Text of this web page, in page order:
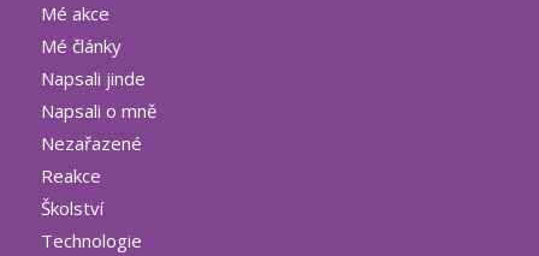
Mé akce
Mé články
Napsali jinde
Napsali o mně
Nezařazené
Reakce
Školství
Technologie